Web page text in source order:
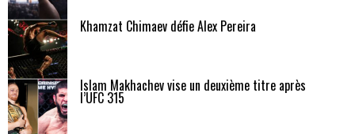
Khamzat Chimaev défie Alex Pereira
Islam Makhachev vise un deuxième titre après
l’UFC 315